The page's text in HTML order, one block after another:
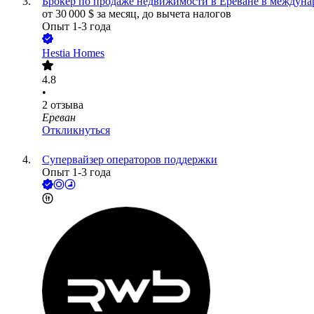
от 30 000 $ за месяц, до вычета налогов
Опыт 1-3 года
Hestia Homes
4.8
•
2 отзыва
Ереван
Откликнуться
Супервайзер операторов поддержки
Опыт 1-3 года